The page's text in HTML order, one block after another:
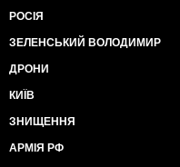
РОСІЯ
ЗЕЛЕНСЬКИЙ ВОЛОДИМИР
ДРОНИ
КИЇВ
ЗНИЩЕННЯ
АРМІЯ РФ